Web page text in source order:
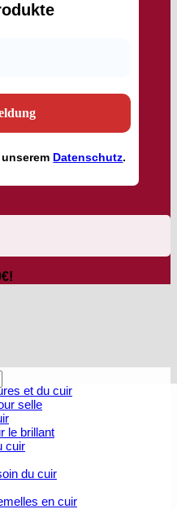
Datenschutz.
et du cuir
selle
le brillant
cuir
du cuir
en cuir